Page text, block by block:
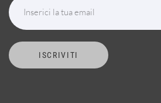
Inserici la tua email
ISCRIVITI